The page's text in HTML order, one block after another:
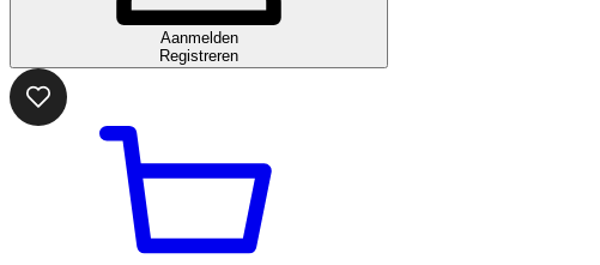
Aanmelden
Registreren